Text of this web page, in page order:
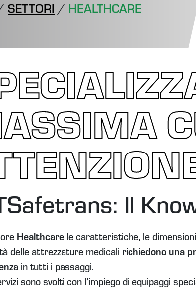
SETTORI / HEALTHCARE
Il
Healthcare le caratteristiche, le
delle attrezzature medicali richiedono una
in tutti i passaggi.
sono svolti con l’impiego di equipaggi